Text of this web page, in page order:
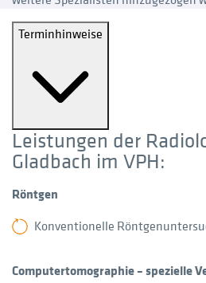
Terminhinweise
Leistungen der
Gladbach im VPH:
Röntgen
Konventionelle
Computertomographie – spezielle